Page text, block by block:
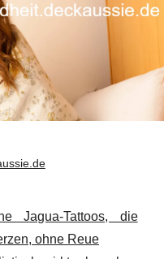
Jagua-Tattoos, die
ohne Reue